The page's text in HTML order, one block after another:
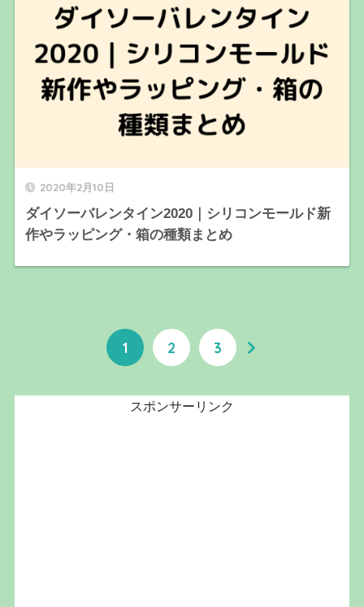
2020年2月10日
ダイソーバレンタイン2020｜シリコンモールド新
作やラッピング・箱の種類まとめ
1 2 3
スポンサーリンク